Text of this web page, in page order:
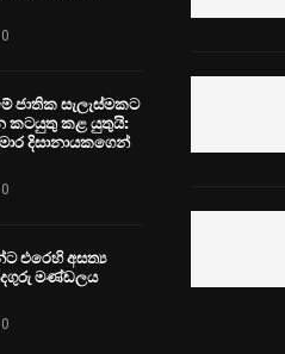
0
ජාතික සැලැස්මකට
කටයුතු කළ යුතුයි:
දිසානායකගෙන්
0
එරෙහි අසත්‍ය
මණ්ඩලය
0